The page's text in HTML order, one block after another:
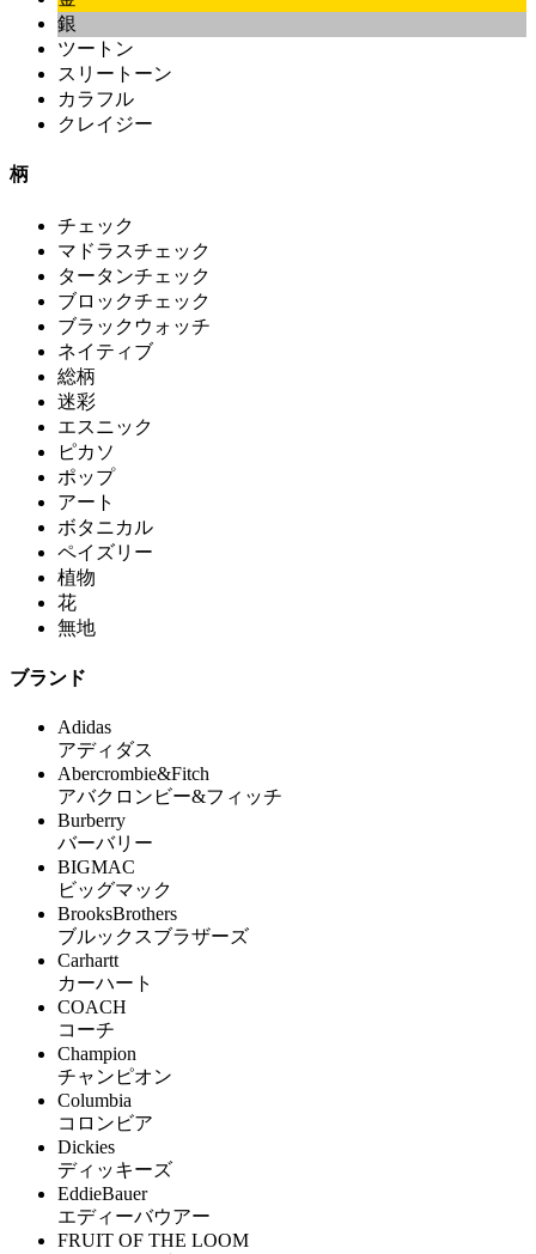
銀
ツートン
スリートーン
カラフル
クレイジー
柄
チェック
マドラスチェック
タータンチェック
ブロックチェック
ブラックウォッチ
ネイティブ
総柄
迷彩
エスニック
ピカソ
ポップ
アート
ボタニカル
ペイズリー
植物
花
無地
ブランド
Adidas
アディダス
Abercrombie&Fitch
アバクロンビー&フィッチ
Burberry
バーバリー
BIGMAC
ビッグマック
BrooksBrothers
ブルックスブラザーズ
Carhartt
カーハート
COACH
コーチ
Champion
チャンピオン
Columbia
コロンビア
Dickies
ディッキーズ
EddieBauer
エディーバウアー
FRUIT OF THE LOOM